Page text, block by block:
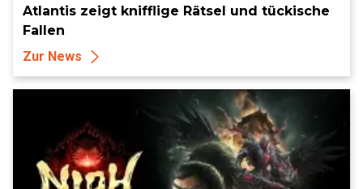
Atlantis zeigt knifflige Rätsel und tückische
Fallen
Zur News